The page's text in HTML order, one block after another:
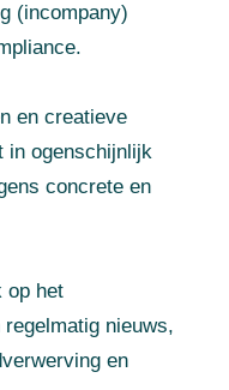
(incompany)
en creatieve
in ogenschijnlijk
concrete en
op het
nieuws,
en